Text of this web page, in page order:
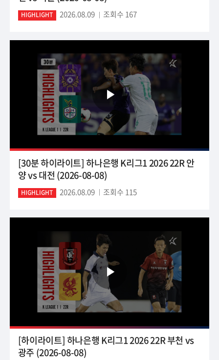
HIGHLIGHT 2026.08.09 조회수 167
[30분 하이라이트] 하나은행 K리그1 2026 22R 안
양 vs 대전 (2026-08-08)
HIGHLIGHT 2026.08.09 조회수 115
[하이라이트] 하나은행 K리그1 2026 22R 부천 vs
광주 (2026-08-08)